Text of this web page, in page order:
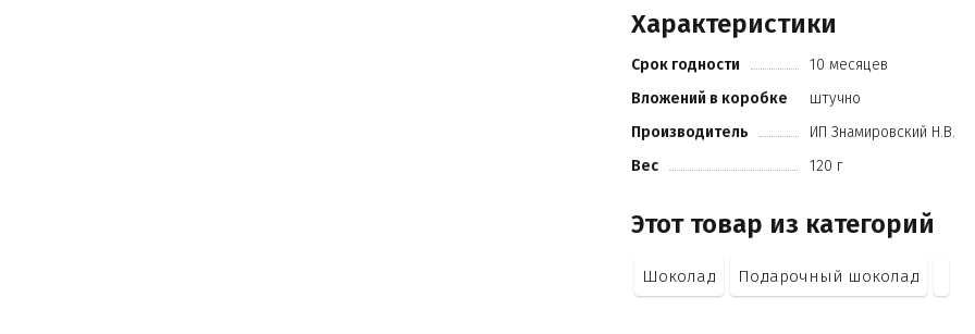
какао продуктов не менее 28%
кандурин
шоколадно-ореховая паста
пищевой краситель.
Характеристики
Срок годности
10 месяцев
Вложений в коробке
штучно
Производитель
ИП Знамировский Н.В.
Вес
120 г
Этот товар из категорий
Шоколад Подарочный шоколад